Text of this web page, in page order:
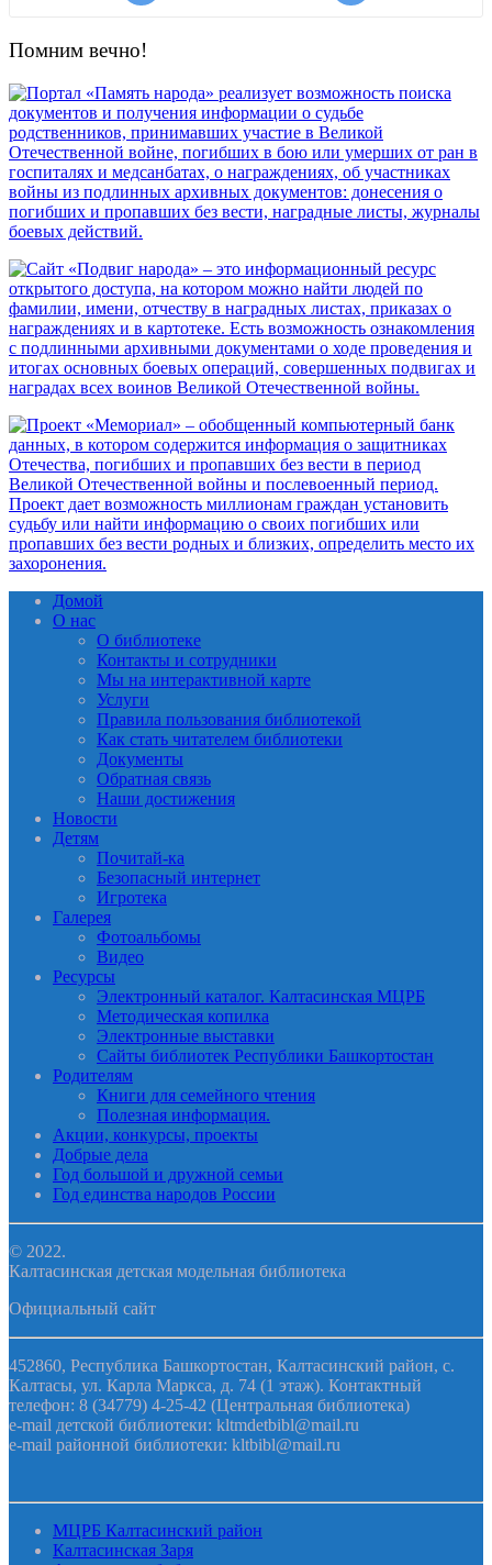
Помним вечно!
Домой
О нас
О библиотеке
Контакты и сотрудники
Мы на интерактивной карте
Услуги
Правила пользования библиотекой
Как стать читателем библиотеки
Документы
Обратная связь
Наши достижения
Новости
Детям
Почитай-ка
Безопасный интернет
Игротека
Галерея
Фотоальбомы
Видео
Ресурсы
Электронный каталог. Калтасинская МЦРБ
Методическая копилка
Электронные выставки
Сайты библиотек Республики Башкортостан
Родителям
Книги для семейного чтения
Полезная информация.
Акции, конкурсы, проекты
Добрые дела
Год большой и дружной семьи
Год единства народов России
© 2022.
Калтасинская детская модельная библиотека
Официальный сайт
452860, Республика Башкортостан, Калтасинский район, с.
Калтасы, ул. Карла Маркса, д. 74 (1 этаж). Контактный
телефон: 8 (34779) 4-25-42 (Центральная библиотека)
e-mail детской библиотеки: kltmdetbibl@mail.ru
e-mail районной библиотеки: kltbibl@mail.ru
МЦРБ Калтасинский район
Калтасинская Заря